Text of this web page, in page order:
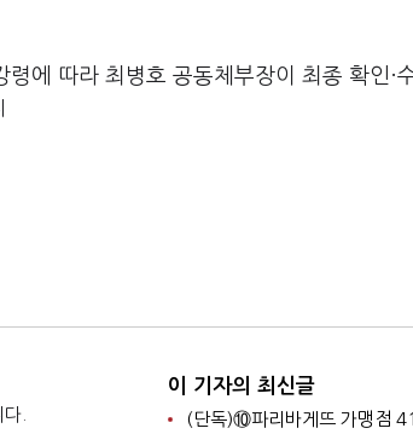
에 따라 최병호 공동체부장이 최종 확인·
.
이 기자의 최신글